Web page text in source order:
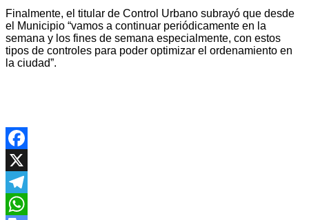
Finalmente, el titular de Control Urbano subrayó que desde
el Municipio “vamos a continuar periódicamente en la
semana y los fines de semana especialmente, con estos
tipos de controles para poder optimizar el ordenamiento en
la ciudad”.
Facebook
X
Telegram